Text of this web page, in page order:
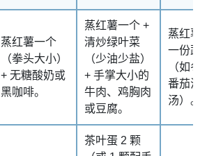
蒸红薯一个
（拳头大小）
+ 无糖酸奶或
黑咖啡。
蒸红薯一个 +
清炒绿叶菜
（少油少盐）
+ 手掌大小的
牛肉、鸡胸肉
或豆腐。
蒸红薯
一份蔬
（如冬
番茄汤
汤）。
茶叶蛋 2 颗